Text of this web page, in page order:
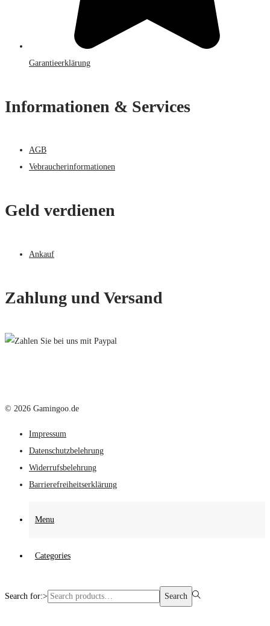
Garantieerklärung
Informationen & Services
AGB
Vebraucherinformationen
Geld verdienen
Ankauf
Zahlung und Versand
© 2026 Gamingoo.de
Impressum
Datenschutzbelehrung
Widerrufsbelehrung
Barrierefreiheitserklärung
Menu
Categories
Search for:> Search